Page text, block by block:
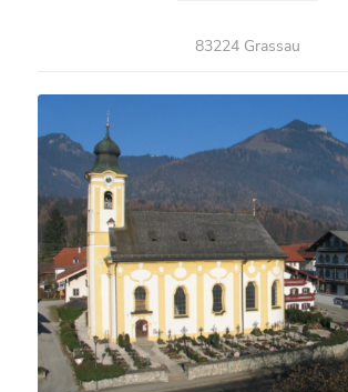
83224 Grassau